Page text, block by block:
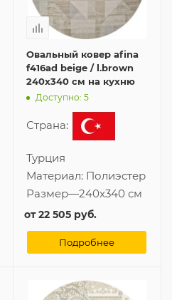
Овальный ковер afina
f416ad beige / l.brown
240x340 см на кухню
Доступно: 5
Страна:
Турция
Материал: Полиэстер
Размер—240x340 см
от22 505 руб.
Подробнее